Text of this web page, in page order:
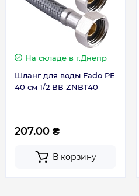
ЭВН с кабелем и
Предохранительный
Диэлектрическая
Монтажная планка
Руководство по
Упаковка
обслуживания 1 раз
Страна производства
Габариты,
Вес, кг
Глубина, мм
На складе в г.Днепр
Шланг для воды Fado PE
40 см 1/2 ВВ ZNBT40
207.00 ₴
В корзину